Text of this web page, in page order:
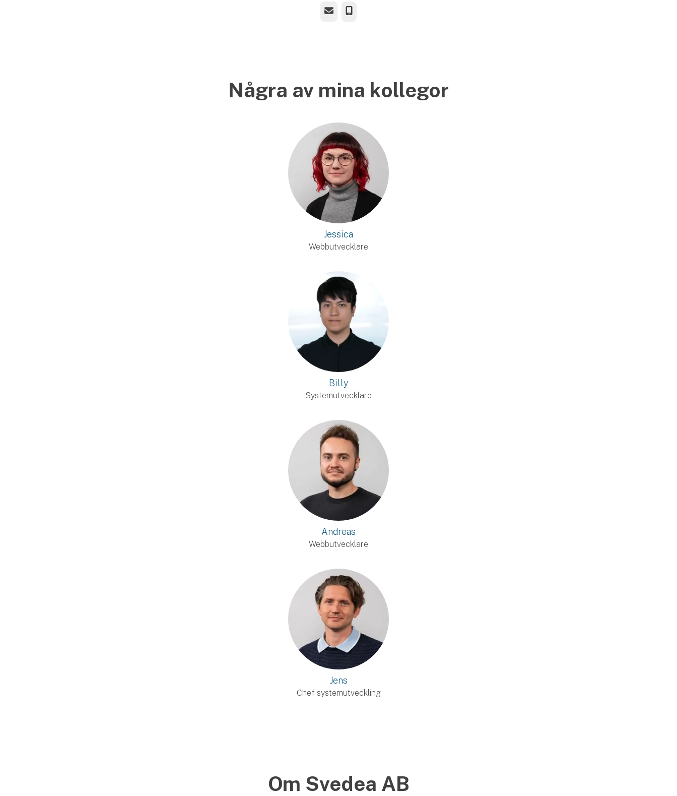
E-postTelefon
Några av mina kollegor
Jessica
Webbutvecklare
Billy
Systemutvecklare
Andreas
Webbutvecklare
Jens
Chef systemutveckling
Om Svedea AB